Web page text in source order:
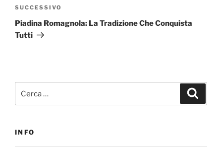
Articolo
successivo
SUCCESSIVO
Piadina Romagnola: La Tradizione Che Conquista
Tutti
INFO